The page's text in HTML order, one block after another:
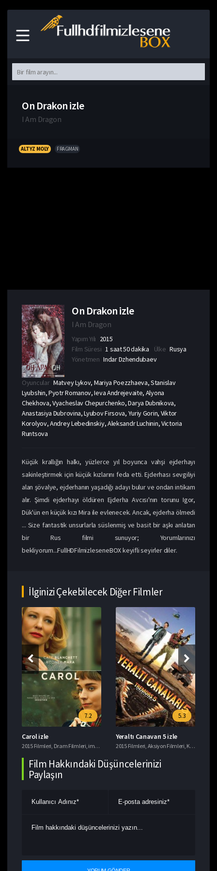
On Drakon izle
I Am Dragon
ALTYZ MOLY FRAGMAN
On Drakon izle
I Am Dragon
Yapım Yılı 2015
Film Süresi 1 saat 50 dakika Ülke Rusya
Yönetmen Indar Dzhendubaev
Oyuncular Matvey Lykov, Mariya Poezzhaeva, Stanislav
Lyubshin, Pyotr Romanov, Ieva Andrejevaite, Alyona
Chekhova, Vyacheslav Chepurchenko, Darya Dubnikova,
Anastasiya Dubrovina, Lyubov Firsova, Yuriy Gorin, Viktor
Korolyov, Andrey Lebedinskiy, Aleksandr Luchinin, Victoria
Runtsova
Küçük krallığın halkı, yüzlerce yıl boyunca vahşi ejderhayı
sakinleştirmek için küçük kızlarını feda etti. Ejderhası sevgiliyi
alan şövalye, ejderhanın yaşadığı adayı bulur ve ondan intikam
alır. Şimdi ejderhayı öldüren Ejderha Avcısı'nın torunu Igor,
Dük'ün en küçük kızı Mira ile evlenecek. Ancak, ejderha ölmedi
... Size fantastik unsurlarla süslenmiş ve basit bir aşkı anlatan
bir Rus filmi sunuyor; Yorumlarınızı
bekliyorum...FullHDFilmizleseneBOX keyifli seyirler diler.
İlginizi Çekebilecek Diğer Filmler
imdb 7+ Filmler,Macera Filmleri,Türk Komedi Filmleri,Yerli Filmler
7.2
Carol izle
2015 Filmleri Dram Filmleri imdb 7+ Filmler ,Romantik Filmler
5.3
Yeraltı Canavarı 5 izle
2015 Filmleri Aksiyon Filmleri Komedi Filmleri
Film Hakkındaki Düşüncelerinizi
Paylaşın